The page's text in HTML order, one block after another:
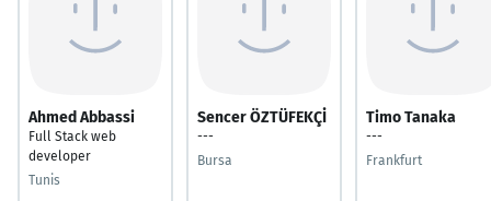
Ahmed Abbassi
Full Stack web
developer
Tunis
Sencer ÖZTÜFEKÇİ
---
Bursa
Timo Tanaka
---
Frankfurt